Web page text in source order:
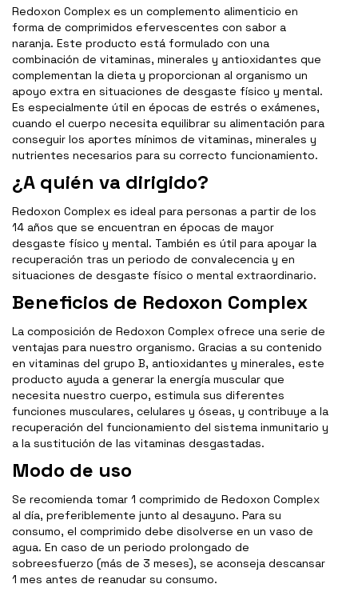
Redoxon Complex es un complemento alimenticio en
forma de comprimidos efervescentes con sabor a
naranja. Este producto está formulado con una
combinación de vitaminas, minerales y antioxidantes que
complementan la dieta y proporcionan al organismo un
apoyo extra en situaciones de desgaste físico y mental.
Es especialmente útil en épocas de estrés o exámenes,
cuando el cuerpo necesita equilibrar su alimentación para
conseguir los aportes mínimos de vitaminas, minerales y
nutrientes necesarios para su correcto funcionamiento.
¿A quién va dirigido?
Redoxon Complex es ideal para personas a partir de los
14 años que se encuentran en épocas de mayor
desgaste físico y mental. También es útil para apoyar la
recuperación tras un periodo de convalecencia y en
situaciones de desgaste físico o mental extraordinario.
Beneficios de Redoxon Complex
La composición de Redoxon Complex ofrece una serie de
ventajas para nuestro organismo. Gracias a su contenido
en vitaminas del grupo B, antioxidantes y minerales, este
producto ayuda a generar la energía muscular que
necesita nuestro cuerpo, estimula sus diferentes
funciones musculares, celulares y óseas, y contribuye a la
recuperación del funcionamiento del sistema inmunitario y
a la sustitución de las vitaminas desgastadas.
Modo de uso
Se recomienda tomar 1 comprimido de Redoxon Complex
al día, preferiblemente junto al desayuno. Para su
consumo, el comprimido debe disolverse en un vaso de
agua. En caso de un periodo prolongado de
sobreesfuerzo (más de 3 meses), se aconseja descansar
1 mes antes de reanudar su consumo.